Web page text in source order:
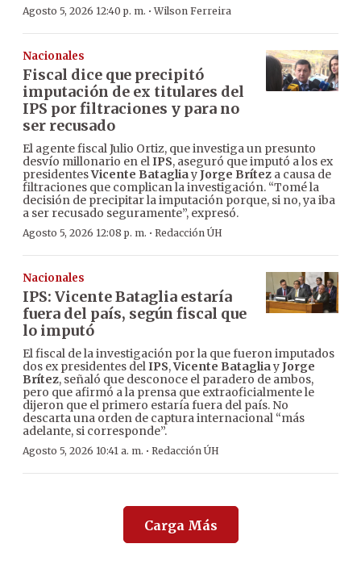
Agosto 5, 2026 12:40 p. m. ·Wilson Ferreira
Nacionales
Fiscal dice que precipitó
imputación de ex titulares del
IPS por filtraciones y para no
ser recusado
El agente fiscal Julio Ortiz, que investiga un presunto
desvío millonario en elIPS, aseguró que imputó a los ex
presidentesVicente BatagliayJorge Brítez a causa de
filtraciones que complican la investigación. “Tomé la
decisión de precipitar la imputación porque, si no, ya iba
a ser recusado seguramente”, expresó.
Agosto 5, 2026 12:08 p. m. · Redacción ÚH
Nacionales
IPS: Vicente Bataglia estaría
fuera del país, según fiscal que
lo imputó
El fiscal de la investigación por la que fueron imputados
dos ex presidentes delIPS,Vicente BatagliayJorge
Brítez, señaló que desconoce el paradero de ambos,
pero que afirmó a la prensa que extraoficialmente le
dijeron que el primero estaría fuera del país. No
descarta una orden de captura internacional “más
adelante, si corresponde”.
Agosto 5, 2026 10:41 a. m. · Redacción ÚH
Carga Más